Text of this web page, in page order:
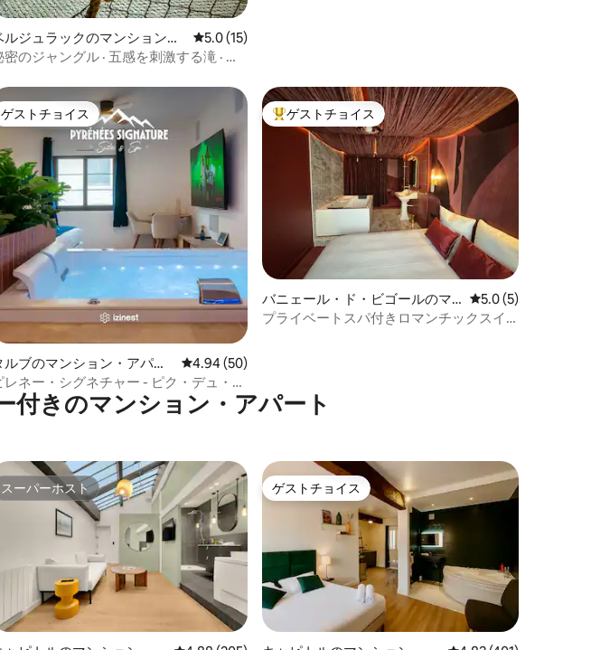
ルジュラックのマンション・
パート
レビュー15件、5つ星中5.0つ星の平均評価
5.0 (15)
密のジャングル · 五感を刺激する滝 · 映
5つ星中4.8つ星の平均評価
ゲストチョイス
ゲストチョイス
ルブのマンション・アパー
レビュー50件、5つ星中4.94つ星の平均評価
4.94 (50)
レネー・シグネチャー - ピク・デュ・ミ
ィ・スイート
大好評のゲストチョイスです。
ゲストチョイス
バニェール・ド・ビゴールのマ
ンション・アパート
レビュー5件、5つ
5.0 (5)
プライベートスパ付きロマンチックスイ
付きのマンション・アパート
スーパーホスト
スーパーホスト ゲストチョイス
ゲストチョイス